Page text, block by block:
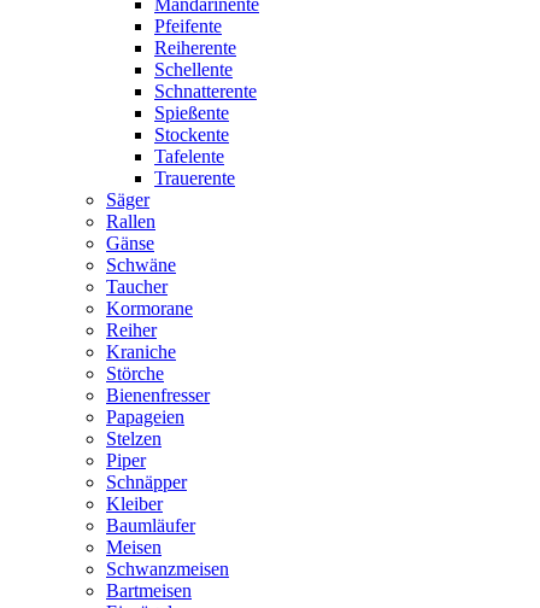
Mandarinente
Pfeifente
Reiherente
Schellente
Schnatterente
Spießente
Stockente
Tafelente
Trauerente
Säger
Rallen
Gänse
Schwäne
Taucher
Kormorane
Reiher
Kraniche
Störche
Bienenfresser
Papageien
Stelzen
Piper
Schnäpper
Kleiber
Baumläufer
Meisen
Schwanzmeisen
Bartmeisen